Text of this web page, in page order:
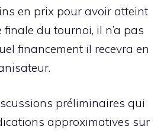
en prix pour avoir atteint
du tournoi, il n’a pas
financement il recevra en
préliminaires qui
approximatives sur